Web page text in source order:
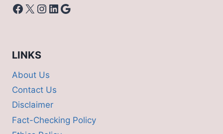
Facebook
X Instagram
LinkedIn
Google
LINKS
About Us
Contact Us
Disclaimer
Fact-Checking Policy